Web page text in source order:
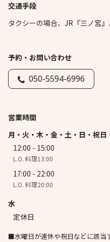
交通手段
タクシーの場合、JR『三ノ宮
予約・お問い合わせ
050-5594-6996
営業時間
月・火・木・金・土・日・祝日
12:00 - 15:00
L.O. 料理13:00
17:00 - 22:00
L.O. 料理20:00
水
定休日
■水曜日が連休や祝日などに該当